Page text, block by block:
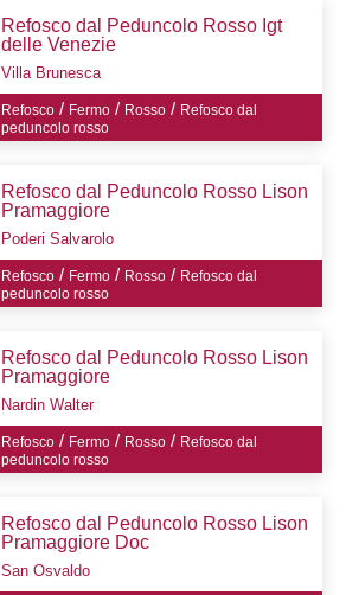
Refosco dal Peduncolo Rosso Igt
delle Venezie
Villa Brunesca
Refosco / Fermo / Rosso / Refosco dal
peduncolo rosso
Refosco dal Peduncolo Rosso Lison
Pramaggiore
Poderi Salvarolo
Refosco / Fermo / Rosso / Refosco dal
peduncolo rosso
Refosco dal Peduncolo Rosso Lison
Pramaggiore
Nardin Walter
Refosco / Fermo / Rosso / Refosco dal
peduncolo rosso
Refosco dal Peduncolo Rosso Lison
Pramaggiore Doc
San Osvaldo